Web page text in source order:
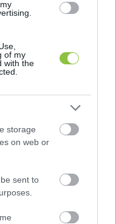
of my
with the
storage
on web or
sent to